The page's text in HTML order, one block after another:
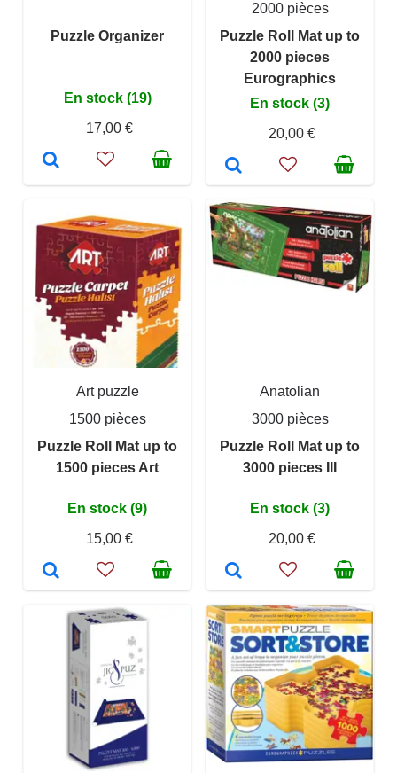
Puzzle Organizer
En stock (19)
17,00 €
2000 pièces
Puzzle Roll Mat up to
2000 pieces
Eurographics
En stock (3)
20,00 €
Art puzzle
1500 pièces
Puzzle Roll Mat up to
1500 pieces Art
En stock (9)
15,00 €
Anatolian
3000 pièces
Puzzle Roll Mat up to
3000 pieces III
En stock (3)
20,00 €